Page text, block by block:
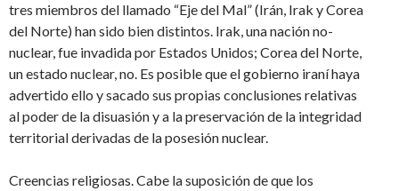
tres miembros del llamado “Eje del Mal” (Irán, Irak y Corea
del Norte) han sido bien distintos. Irak, una nación no-
nuclear, fue invadida por Estados Unidos; Corea del Norte,
un estado nuclear, no. Es posible que el gobierno iraní haya
advertido ello y sacado sus propias conclusiones relativas
al poder de la disuasión y a la preservación de la integridad
territorial derivadas de la posesión nuclear.
Creencias religiosas. Cabe la suposición de que los